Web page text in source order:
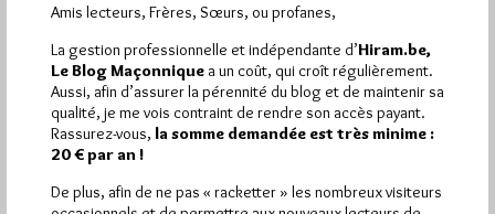
Dans le bureau du GM de la GLTSO
Par Jiri Pragman
Lundi 7/01/13
Lu 465 fois
Jean-Laurent Turbet semble très heureux d'avoir été reçu par
Jean Dubar, Grand Maître de la Grande Loge Traditionnelle et
Symbolique…
Amis lecteurs, Frères, Sœurs, ou profanes,
La gestion professionnelle et indépendante d’Hiram.be,
Le Blog Maçonnique a un coût, qui croît régulièrement.
Aussi, afin d’assurer la pérennité du blog et de maintenir sa
qualité, je me vois contraint de rendre son accès payant.
Rassurez-vous, la somme demandée est très minime :
20 € par an !
De plus, afin de ne pas « racketter » les nombreux visiteurs